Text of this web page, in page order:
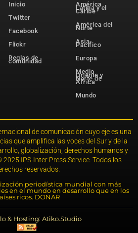
Inicio
Twitter
Facebook
Flickr
Reglas de
comunidad
América
Latina y el
Caribe
América del
Norte
Asia-
Pacífico
Europa
Medio
Oriente y
Norte de
África
Mundo
de comunicación cuyo eje es una
que amplifica las voces del Sur y de la
globalización, derechos humanos y
IPS-Inter Press Service. Todos los
reservados.
periodística mundial con más
en el mundo en desarrollo que en los
ricos. DONAR
& Hosting: Atiko.Studio